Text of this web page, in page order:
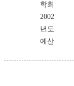
학회
2002
년도
예산